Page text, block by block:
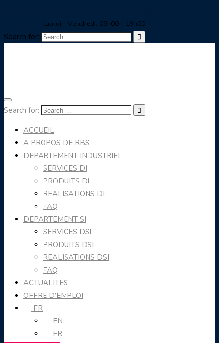
Lundi - Vendredi: 08h00 - 19h00
Search for:
Search for:
ACCUEIL
A PROPOS DE RBS
DEPARTEMENT INDUSTRIEL
SERVICES DI
PRODUITS DI
REALISATIONS DI
FAQ
DEPARTEMENT SI
SERVICES DSI
PRODUITS DSI
REALISATIONS DSI
FAQ
ACTUALITES
OFFRE D’EMPLOI
FR
EN
FR